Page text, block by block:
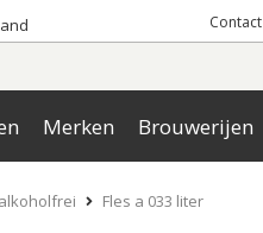
Contact
Merken Brouwerijen
Fles a 033 liter